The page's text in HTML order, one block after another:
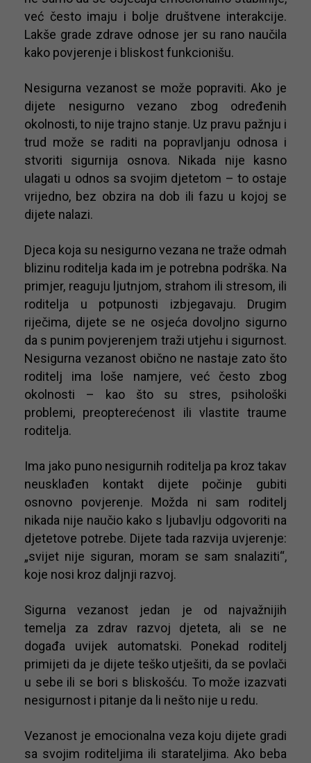
već često imaju i bolje društvene interakcije.
Lakše grade zdrave odnose jer su rano naučila
kako povjerenje i bliskost funkcionišu.
Nesigurna vezanost se može popraviti. Ako je
dijete nesigurno vezano zbog određenih
okolnosti, to nije trajno stanje. Uz pravu pažnju i
trud može se raditi na popravljanju odnosa i
stvoriti sigurnija osnova. Nikada nije kasno
ulagati u odnos sa svojim djetetom – to ostaje
vrijedno, bez obzira na dob ili fazu u kojoj se
dijete nalazi.
Djeca koja su nesigurno vezana ne traže odmah
blizinu roditelja kada im je potrebna podrška. Na
primjer, reaguju ljutnjom, strahom ili stresom, ili
roditelja u potpunosti izbjegavaju. Drugim
riječima, dijete se ne osjeća dovoljno sigurno
da s punim povjerenjem traži utjehu i sigurnost.
Nesigurna vezanost obično ne nastaje zato što
roditelj ima loše namjere, već često zbog
okolnosti – kao što su stres, psihološki
problemi, preopterećenost ili vlastite traume
roditelja.
Ima jako puno nesigurnih roditelja pa kroz takav
neusklađen kontakt dijete počinje gubiti
osnovno povjerenje. Možda ni sam roditelj
nikada nije naučio kako s ljubavlju odgovoriti na
djetetove potrebe. Dijete tada razvija uvjerenje:
„svijet nije siguran, moram se sam snalaziti“,
koje nosi kroz daljnji razvoj.
Sigurna vezanost jedan je od najvažnijih
temelja za zdrav razvoj djeteta, ali se ne
događa uvijek automatski. Ponekad roditelj
primijeti da je dijete teško utješiti, da se povlači
u sebe ili se bori s bliskošću. To može izazvati
nesigurnost i pitanje da li nešto nije u redu.
Vezanost je emocionalna veza koju dijete gradi
sa svojim roditeljima ili starateljima. Ako beba